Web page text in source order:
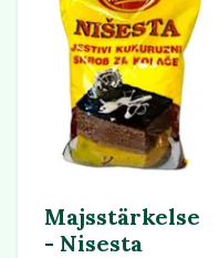
Majsstärkelse
- Nisesta